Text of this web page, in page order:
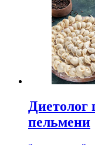
Диетолог
пельмени